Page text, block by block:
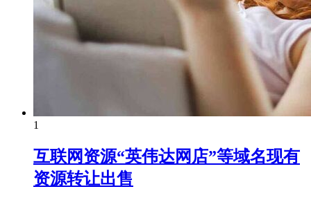
1
互联网资源“英伟达网店”等域名现有
资源转让出售